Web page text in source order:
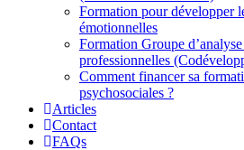
Formation pour développer
émotionnelles
Formation Groupe
professionnelles
Comment financer sa
psychosociales ?
Articles
Contact
FAQs